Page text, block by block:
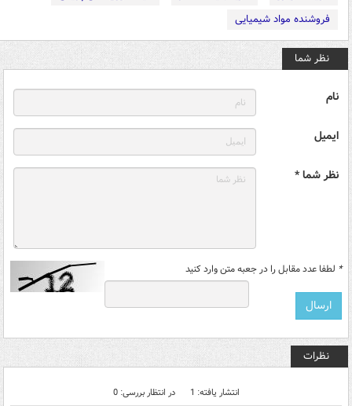
فروشنده مواد شیمیایی
نظر شما
نام
ایمیل
نظر شما *
* لطفا عدد مقابل را در جعبه متن وارد کنید
نظرات
انتشار یافته: 1 در انتظار بررسی: 0